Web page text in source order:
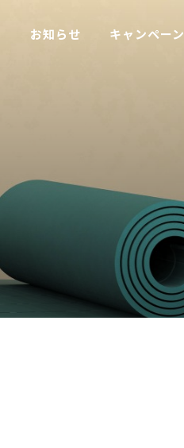
お知らせ キャンペーン